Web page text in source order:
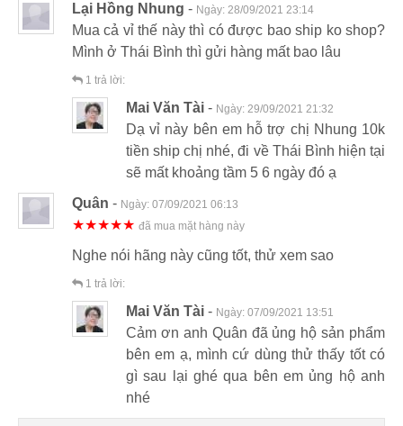
Lại Hồng Nhung - Ngày: 28/09/2021 23:14
Mua cả vỉ thế này thì có được bao ship ko shop?
Mình ở Thái Bình thì gửi hàng mất bao lâu
1 trả lời:
Mai Văn Tài - Ngày: 29/09/2021 21:32
Dạ vỉ này bên em hỗ trợ chị Nhung 10k
tiền ship chị nhé, đi về Thái Bình hiện tại
sẽ mất khoảng tầm 5 6 ngày đó ạ
Quân - Ngày: 07/09/2021 06:13
★★★★★ đã mua mặt hàng này
Nghe nói hãng này cũng tốt, thử xem sao
1 trả lời:
Mai Văn Tài - Ngày: 07/09/2021 13:51
Cảm ơn anh Quân đã ủng hộ sản phẩm
bên em ạ, mình cứ dùng thử thấy tốt có
gì sau lại ghé qua bên em ủng hộ anh
nhé